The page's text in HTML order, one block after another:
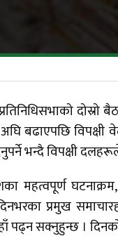
बढाएपछि
भन्दै विपक्षी
महत्वपूर्ण
प्रमुख
पढ्न सक्नुहुन्छ ।